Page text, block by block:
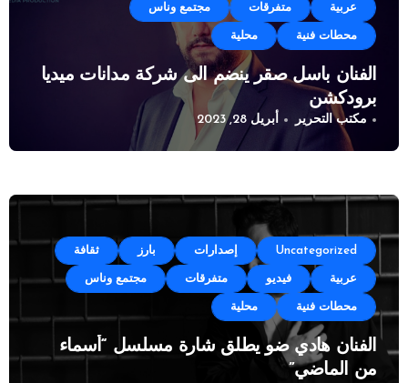
عربية متفرقات مجتمع وناس
محطات فنية محلية
الفنان باسل صقر ينضم الى شركة مدانات ميديا
برودكشن
مكتب التحرير أبريل 28, 2023
Uncategorized إصدارات بارز ثقافة
عربية فيديو متفرقات مجتمع وناس
محطات فنية محلية
الفنان هادي ضو يطلق شارة مسلسل “أسماء
من الماضي”